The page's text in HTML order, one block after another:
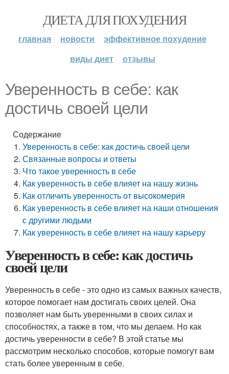
ДИЕТА ДЛЯ ПОХУДЕНИЯ
главная новости
эффективное похудение
виды диет
отзывы
Уверенность в себе: как
достичь своей цели
Содержание
Уверенность в себе: как достичь своей цели
Связанные вопросы и ответы
Что такое уверенность в себе
Как уверенность в себе влияет на нашу жизнь
Как отличить уверенность от высокомерия
Как уверенность в себе влияет на наши отношения
с другими людьми
Как уверенность в себе влияет на нашу карьеру
Уверенность в себе: как достичь
своей цели
Уверенность в себе - это одно из самых важных качеств,
которое помогает нам достигать своих целей. Она
позволяет нам быть уверенными в своих силах и
способностях, а также в том, что мы делаем. Но как
достичь уверенности в себе? В этой статье мы
рассмотрим несколько способов, которые помогут вам
стать более уверенным в себе.